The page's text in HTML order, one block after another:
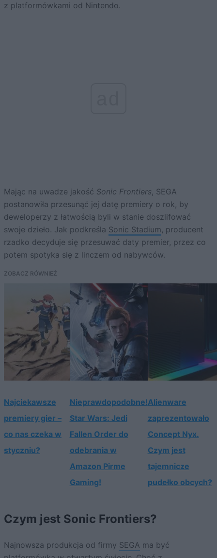
z platformówkami od Nintendo.
Mając na uwadze jakość Sonic Frontiers, SEGA
postanowiła przesunąć jej datę premiery o rok, by
deweloperzy z łatwością byli w stanie doszlifować
swoje dzieło. Jak podkreśla Sonic Stadium, producent
rzadko decyduje się przesuwać daty premier, przez co
potem spotyka się z linczem od nabywców.
ZOBACZ RÓWNIEŻ
Najciekawsze
premiery gier –
co nas czeka w
styczniu?
Nieprawdopodobne!
Star Wars: Jedi
Fallen Order do
odebrania w
Amazon Pirme
Gaming!
Alienware
zaprezentowało
Concept Nyx.
Czym jest
tajemnicze
pudełko obcych?
Czym jest Sonic Frontiers?
Najnowsza produkcja od firmy SEGA ma być